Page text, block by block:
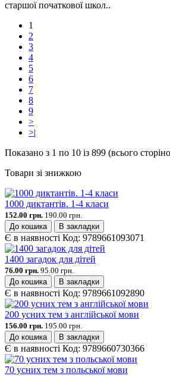
старшої початкової школ..
1
2
3
4
5
6
7
8
9
>
>|
Показано з 1 по 10 із 899 (всього
Товари зі знижкою
1000 диктантів. 1-4 класи
152.00 грн. 190.00 грн.
До кошика
В закладки
Є в наявності Код: 9789661093071
1400 загадок для дітей
76.00 грн. 95.00 грн.
До кошика
В закладки
Є в наявності Код: 9789661092890
200 усних тем з англійської мови
156.00 грн. 195.00 грн.
До кошика
В закладки
Є в наявності Код: 9789660730366
70 усних тем з польської мови